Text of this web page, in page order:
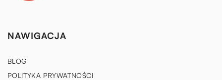
NAWIGACJA
BLOG
POLITYKA PRYWATNOŚCI